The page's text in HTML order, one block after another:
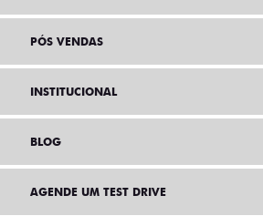
PÓS VENDAS
INSTITUCIONAL
BLOG
AGENDE UM TEST DRIVE